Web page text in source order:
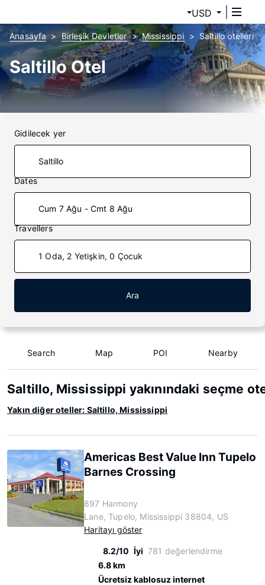
USD
Anasayfa Birleşik Devletler Mississippi Saltillo otelleri
Saltillo Otel
Gidilecek yer
Dates
Cum 7 Ağu - Cmt 8 Ağu
Travellers
1 Oda, 2 Yetişkin, 0 Çocuk
Ara
Search Map POI Nearby
Saltillo, Mississippi yakınındaki seçme
Yakın diğer oteller: Saltillo, Mississippi
Americas Best Value Inn Tupelo
Barnes Crossing
897 Harmony
Lane, Tupelo, Mississippi 38804, US
Haritayı göster
8.2/10 İyi 781 değerlendirme
6.8 km
Ücretsiz kablosuz internet